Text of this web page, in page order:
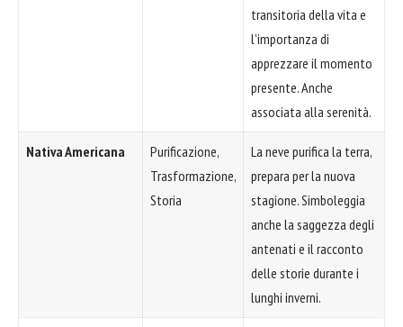
transitoria della vita e
l'importanza di
apprezzare il momento
presente. Anche
associata alla serenità.
Nativa Americana
Purificazione,
Trasformazione,
Storia
La neve purifica la terra,
prepara per la nuova
stagione. Simboleggia
anche la saggezza degli
antenati e il racconto
delle storie durante i
lunghi inverni.